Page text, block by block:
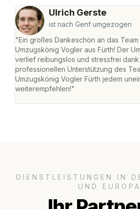
Ulrich Gerste
ist nach Genf umgezogen
"Ein großes Dankeschön an das Team
Umzugskönig Vogler aus Fürth! Der
verlief reibungslos und stressfrei
professionellen Unterstützung des
Umzugskönig Vogler Fürth jedem
weiterempfehlen!"
DIENSTLEISTUNGEN IN
UND EUROPA